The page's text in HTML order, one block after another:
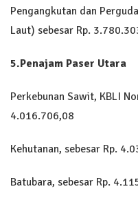
Pengangkutan dan
Laut) sebesar Rp.
5.Penajam Paser Utara
Perkebunan Sawit, KBLI
4.016.706,08
Kehutanan, sebesar Rp.
Batubara, sebesar Rp.